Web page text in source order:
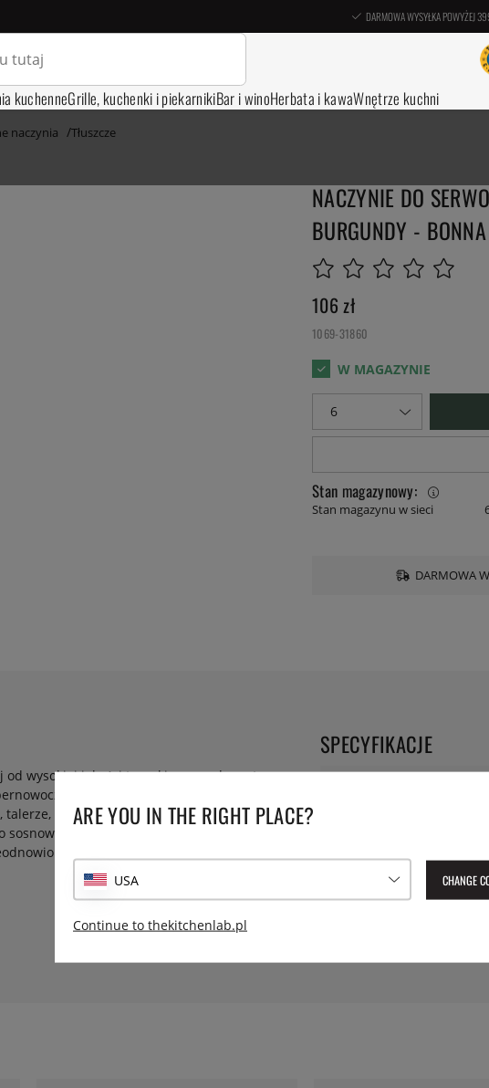
DARMOWA WYSYŁKA POWYŻEJ
kuchenneGrille, kuchenki i piekarnikiBar i winoHerbata i kawaWnętrze kuchni
naczynia Tłuszcze
NACZYNIE DO
BURGUNDY - BONNA
106 zł
1069-31860
Stan magazynowy:
Stan magazynu w sieci
DARMOWA
od wysokiej jakości tureckiego producenta
z rygorystycznym projektem
naczynia do serwowania i filiżanki do
mebla, zarówno modnego i
SPECYFIKACJE
ARE YOU IN THE RIGHT PLACE?
USA CHANGE
Continue to thekitchenlab.pl